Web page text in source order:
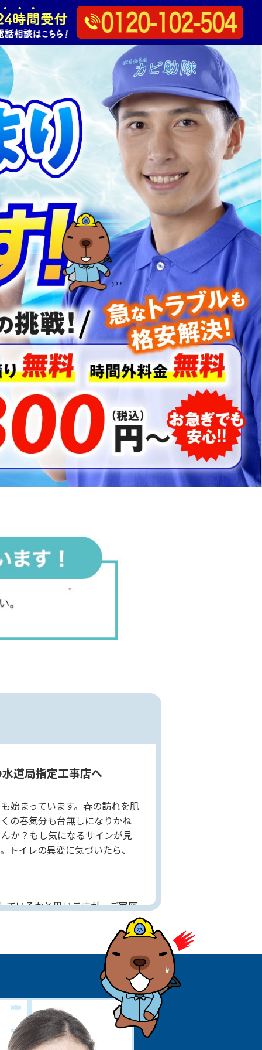
道局指定工事店へ
始まっています。春の訪れを肌
の春気分も台無しになりかね
か？もし気になるサインが見
イレの異変に気づいたら、
ているかと思いますが、ご家庭
つまりが起こりやすくなるの
り悪化する恐れがあるからで
くなったり、水に溶けにくく
おかしいなら早めの修理がお
違和感・異変・不具合は小さ